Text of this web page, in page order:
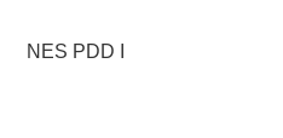
NES PDD I